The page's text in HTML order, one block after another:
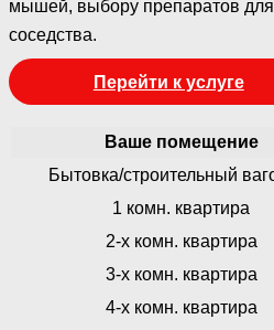
мышей, выбору препаратов для
соседства.
Перейти к услуге
Ваше помещение
Бытовка/строительный
1 комн. квартира
2-х комн. квартира
3-х комн. квартира
4-х комн. квартира